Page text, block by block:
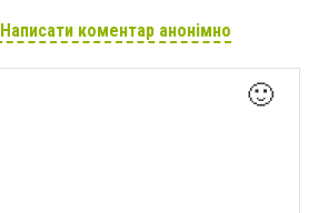
Написати коментар анонімно
🙂